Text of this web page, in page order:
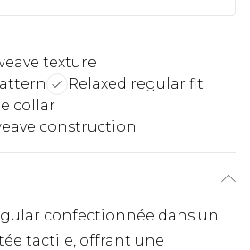
texture
Relaxed regular fit
collar
construction
confectionnée dans un
tactile, offrant une